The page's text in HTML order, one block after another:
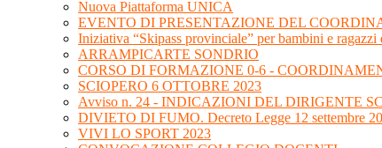
Nuova Piattaforma UNICA
EVENTO DI PRESENTAZIONE DEL
Iniziativa “Skipass provinciale” per bambini e ragazzi
ARRAMPICARTE SONDRIO
CORSO DI FORMAZIONE 0-6 -
SCIOPERO 6 OTTOBRE 2023
Avviso n. 24 - INDICAZIONI DEL DIRIGENTE
DIVIETO DI FUMO. Decreto Legge 12 settembre
VIVI LO SPORT 2023